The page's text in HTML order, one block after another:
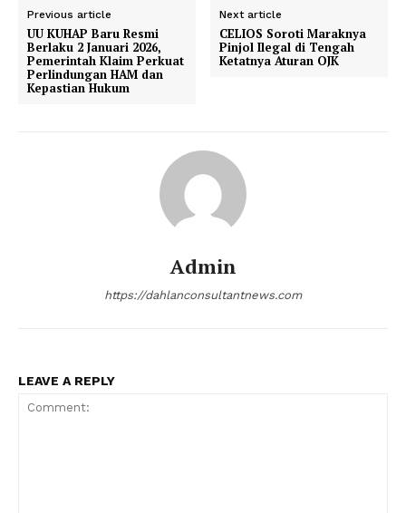
Previous article
UU KUHAP Baru Resmi
Berlaku 2 Januari 2026,
Pemerintah Klaim Perkuat
Perlindungan HAM dan
Kepastian Hukum
Next article
CELIOS Soroti Maraknya
Pinjol Ilegal di Tengah
Ketatnya Aturan OJK
Admin
https://dahlanconsultantnews.com
LEAVE A REPLY